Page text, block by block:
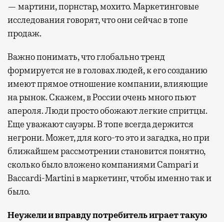
— мартини, порнстар, мохито. Маркетинговые
исследования говорят, что они сейчас в топе
продаж.
Важно понимать, что глобально тренд
формируется не в головах людей, к его созданию
имеют прямое отношение компании, влияющие
на рынок. Скажем, в России очень много пьют
апероля. Люди просто обожают легкие спритцы.
Еще уважают сауэры. В топе всегда держится
негрони. Может, для кого-то это и загадка, но при
ближайшем рассмотрении становится понятно,
сколько было вложено компаниями Campari и
Baccardi-Martini в маркетинг, чтобы именно так и
было.
Неужели и вправду потребитель играет такую